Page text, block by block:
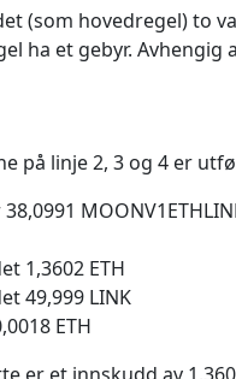
(som hovedregel) to
ha et gebyr.
på linje 2, 3 og 4 er
1,3602 ETH
49,999 LINK
ETH